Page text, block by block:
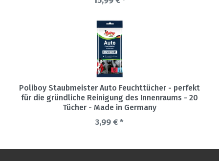
Poliboy Staubmeister Auto Feuchttücher - perfekt
für die gründliche Reinigung des Innenraums - 20
Tücher - Made in Germany
3,99 € *